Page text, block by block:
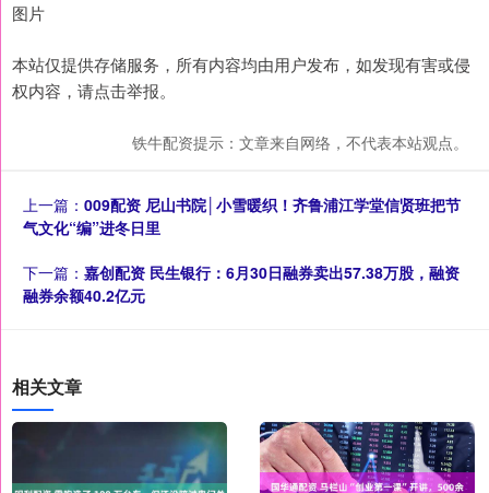
图片
本站仅提供存储服务，所有内容均由用户发布，如发现有害或侵
权内容，请点击举报。
铁牛配资提示：文章来自网络，不代表本站观点。
上一篇： 009配资 尼山书院│小雪暖织！齐鲁浦江学堂信贤班把节
气文化“编”进冬日里
下一篇： 嘉创配资 民生银行：6月30日融券卖出57.38万股，融资
融券余额40.2亿元
相关文章